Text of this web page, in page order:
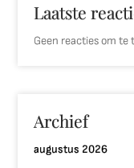
Laatste
Geen reacties om te
Archief
augustus 2026